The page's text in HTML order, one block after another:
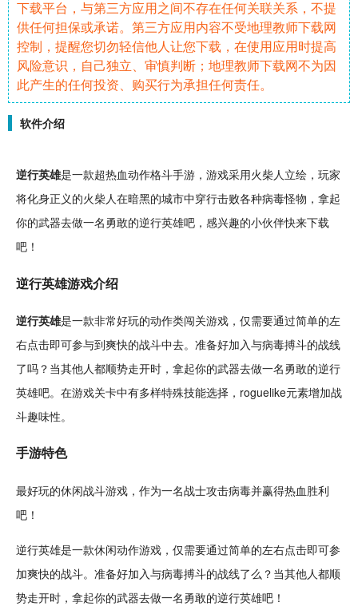
下载平台，与第三方应用之间不存在任何关联关系，不提
供任何担保或承诺。第三方应用内容不受地理教师下载网
控制，提醒您切勿轻信他人让您下载，在使用应用时提高
风险意识，自己独立、审慎判断；地理教师下载网不为因
此产生的任何投资、购买行为承担任何责任。
软件介绍
逆行英雄是一款超热血动作格斗手游 ，游戏采用火柴人立绘，玩家
将化身正义的火柴人在暗黑的城市中穿行击败各种病毒怪物 ，拿起
你的武器去做一名勇敢的逆行英雄吧，感兴趣的小伙伴快来下载
吧！
逆行英雄游戏介绍
逆行英雄是一款非常好玩的动作类闯关游戏，仅需要通过简单的左
右点击即可参与到爽快的战斗中去。准备好加入与病毒搏斗的战线
了吗？当其他人都顺势走开时，拿起你的武器去做一名勇敢的逆行
英雄吧。在游戏关卡中有多样特殊技能选择， roguelike元素增加战
斗趣味性。
手游特色
最好玩的休闲战斗游戏，作为一名战士攻击病毒并赢得热血胜利
吧！
逆行英雄是一款休闲动作游戏，仅需要通过简单的左右点击即可参
加爽快的战斗。准备好加入与病毒搏斗的战线了么？当其他人都顺
势走开时，拿起你的武器去做一名勇敢的逆行英雄吧！